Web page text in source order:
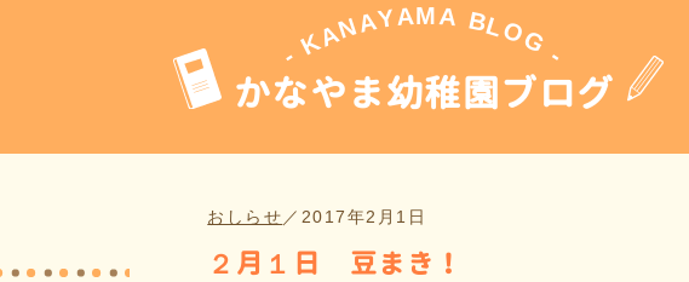
- KANAYAMA BLOG -
かなやま幼稚園ブログ
おしらせ ／ 2017年2月1日
２月１日 豆まき！